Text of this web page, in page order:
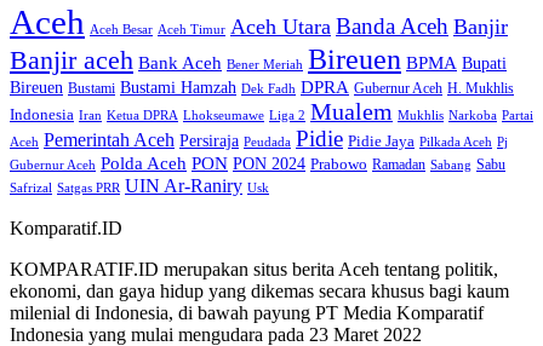
Aceh Aceh Besar Aceh Timur Aceh Utara Banda Aceh Banjir
Banjir aceh Bank Aceh Bener Meriah Bireuen BPMA Bupati
Bireuen Bustami Bustami Hamzah Dek Fadh DPRA Gubernur Aceh H. Mukhlis
Indonesia Iran Ketua DPRA Lhokseumawe Liga 2 Mualem Mukhlis Narkoba Partai
Aceh Pemerintah Aceh Persiraja Peudada Pidie Pidie Jaya Pilkada Aceh Pj
Gubernur Aceh Polda Aceh PON PON 2024 Prabowo Ramadan Sabang Sabu
Safrizal Satgas PRR UIN Ar-Raniry Usk
Komparatif.ID
KOMPARATIF.ID merupakan situs berita Aceh tentang politik,
ekonomi, dan gaya hidup yang dikemas secara khusus bagi kaum
milenial di Indonesia, di bawah payung PT Media Komparatif
Indonesia yang mulai mengudara pada 23 Maret 2022